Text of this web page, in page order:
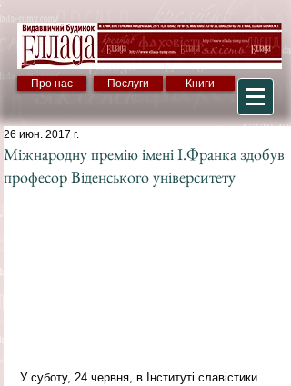
Про нас Послуги Книги
Міжнародну премію імені І.Франка здобув
професор Віденського університету
26 июн. 2017 г.
У суботу, 24 червня, в Інституті славістики